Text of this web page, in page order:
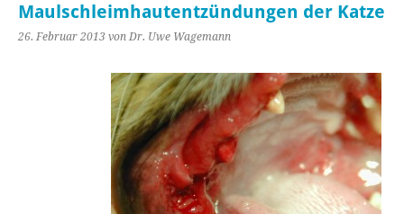
Maulschleimhautentzündungen der Katze
26. Februar 2013 von Dr. Uwe Wagemann